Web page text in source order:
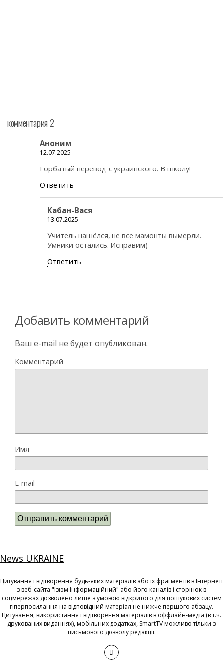
комментария 2
Аноним
12.07.2025
Горбатый перевод с украинского. В школу!
Ответить
Кабан-Вася
13.07.2025
Учитель нашёлся, не все мамонты вымерли.
Умники остались. Исправим)
Ответить
Добавить комментарий
Ваш e-mail не будет опубликован.
Комментарий
Имя
E-mail
News UKRAINE
Цитування і відтворення будь-яких матеріалів або їх фрагментів в Інтернеті
з веб-сайта "Ізюм Інформаційний" або його каналів і сторінок в
соцмережах дозволено лише з умовою відкритого для пошукових систем
гіперпосилання на відповідний матеріал не нижче першого абзацу.
Цитування, використання і відтворення матеріалів в оффлайн-медіа (в т.ч.
друкованих виданнях), мобільних додатках, SmartTV можливо тільки з
письмового дозволу редакції.